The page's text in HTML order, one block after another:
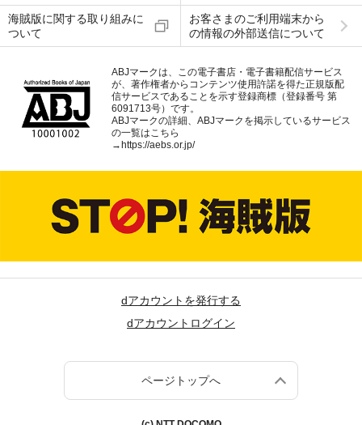
海賊版に関する取り組みに
ついて
お客さまのご利用端末から
の情報の外部送信について
ABJマークは、この電子書店・電子書籍配信サービス
が、著作権者からコンテンツ使用許諾を得た正規版配
信サービスであることを示す登録商標（登録番号 第
6091713号）です。
ABJマークの詳細、ABJマークを掲示しているサービス
の一覧はこちら
→ https://aebs.or.jp/
dアカウントを発行する
dアカウントログイン
ページトップへ